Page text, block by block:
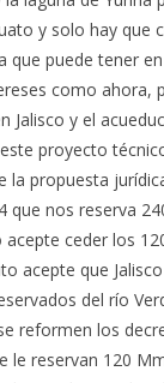
y solo hay que
que puede tener
como ahora,
Jalisco y el
proyecto
la propuesta
que nos reserva
acepte ceder los
acepte que
del río
reformen los
le reservan 120